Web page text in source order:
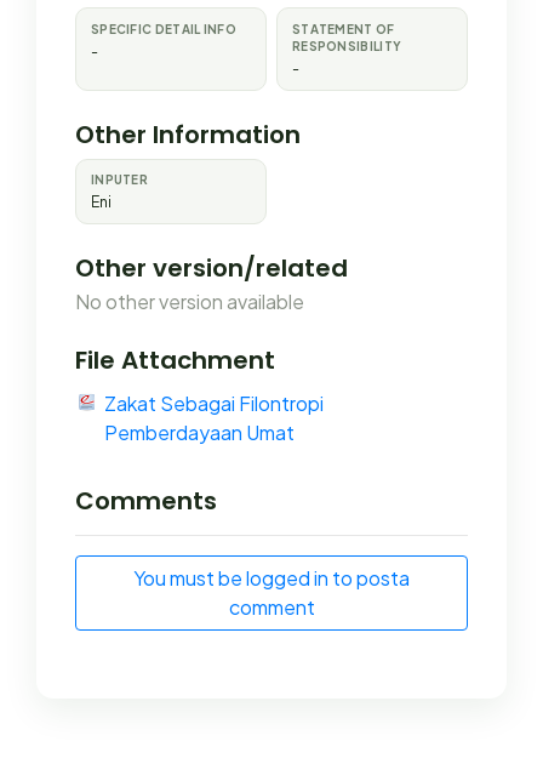
SPECIFIC DETAIL INFO
-
STATEMENT OF
RESPONSIBILITY
-
Other Information
INPUTER
Eni
Other version/related
No other version available
File Attachment
Zakat Sebagai Filontropi
Pemberdayaan Umat
Comments
You must be logged in to posta
comment